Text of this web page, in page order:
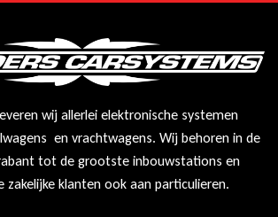
wij allerlei elektronische systemen
en vrachtwagens. Wij behoren in de
tot de grootste inbouwstations en
zakelijke klanten ook aan particulieren.